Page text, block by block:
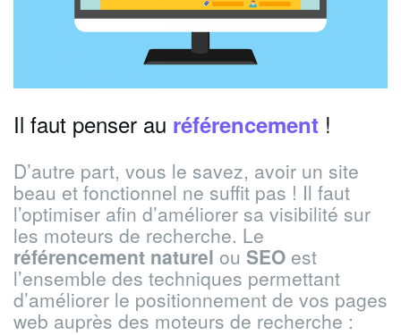
Il faut penser au référencement !
D’autre part, vous le savez, avoir un site
beau et fonctionnel ne suffit pas ! Il faut
l’optimiser afin d’améliorer sa visibilité sur
les moteurs de recherche. Le
référencement naturel ou SEO est
l’ensemble des techniques permettant
d’améliorer le positionnement de vos pages
web auprès des moteurs de recherche :